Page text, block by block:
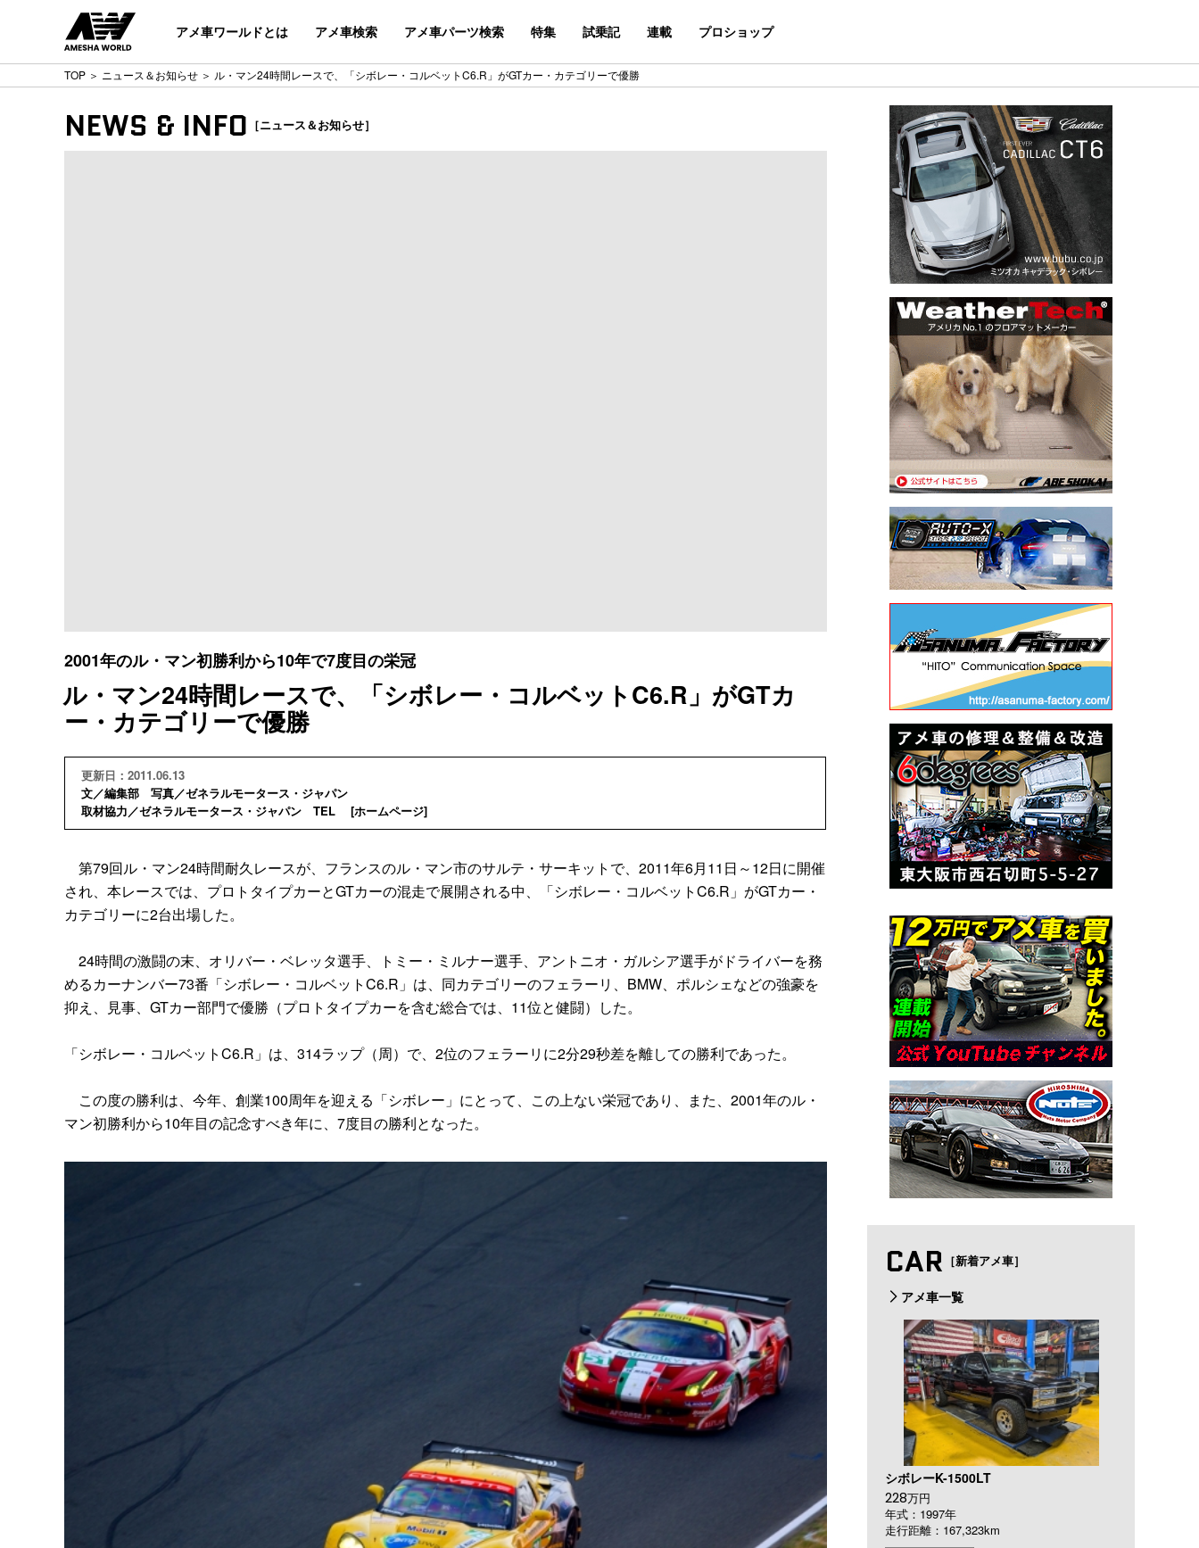
アメ車ワールドとは アメ車検索 アメ車パーツ検索 特集 試乗記 連載 プロショップ
TOP ＞ ニュース＆お知らせ ＞ ル・マン24時間レースで、「シボレー・コルベットC6.R」がGTカー・カテゴリーで優勝
NEWS & INFO ［ニュース＆お知らせ］
2001年のル・マン初勝利から10年で7度目の栄冠
ル・マン24時間レースで、「シボレー・コルベットC6.R」がGTカ
ー・カテゴリーで優勝
更新日：2011.06.13
文／編集部 写真／ゼネラルモータース・ジャパン
取材協力／ゼネラルモータース・ジャパン TEL [ホームページ]
第79回ル・マン24時間耐久レースが、フランスのル・マン市のサルテ・サーキットで、2011年6月11日～12日に開催
され、本レースでは、プロトタイプカーとGTカーの混走で展開される中、「シボレー・コルベットC6.R」がGTカー・
カテゴリーに2台出場した。
24時間の激闘の末、オリバー・ベレッタ選手、トミー・ミルナー選手、アントニオ・ガルシア選手がドライバーを務
めるカーナンバー73番「シボレー・コルベットC6.R」は、同カテゴリーのフェラーリ、BMW、ポルシェなどの強豪を
抑え、見事、GTカー部門で優勝（プロトタイプカーを含む総合では、11位と健闘）した。
「シボレー・コルベットC6.R」は、314ラップ（周）で、2位のフェラーリに2分29秒差を離しての勝利であった。
この度の勝利は、今年、創業100周年を迎える「シボレー」にとって、この上ない栄冠であり、また、2001年のル・
マン初勝利から10年目の記念すべき年に、7度目の勝利となった。
CAR ［新着アメ車］
アメ車一覧
シボレーK-1500LT
228万円
年式：1997年
走行距離：167,323km